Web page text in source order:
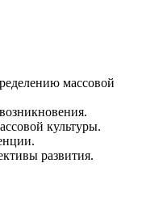
массовой
культуры.
развития.